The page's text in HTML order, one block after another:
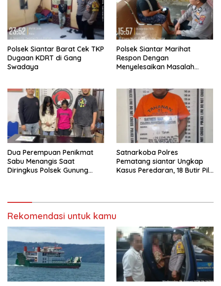
Polsek Siantar Barat Cek TKP
Dugaan KDRT di Gang
Swadaya
Polsek Siantar Marihat
Respon Dengan
Menyelesaikan Masalah
Dua Perempuan Penikmat
Sabu Menangis Saat
Diringkus Polsek Gunung
Satnarkoba Polres
Pematang siantar Ungkap
Kasus Peredaran, 18 Butir Pil
Rekomendasi untuk kamu